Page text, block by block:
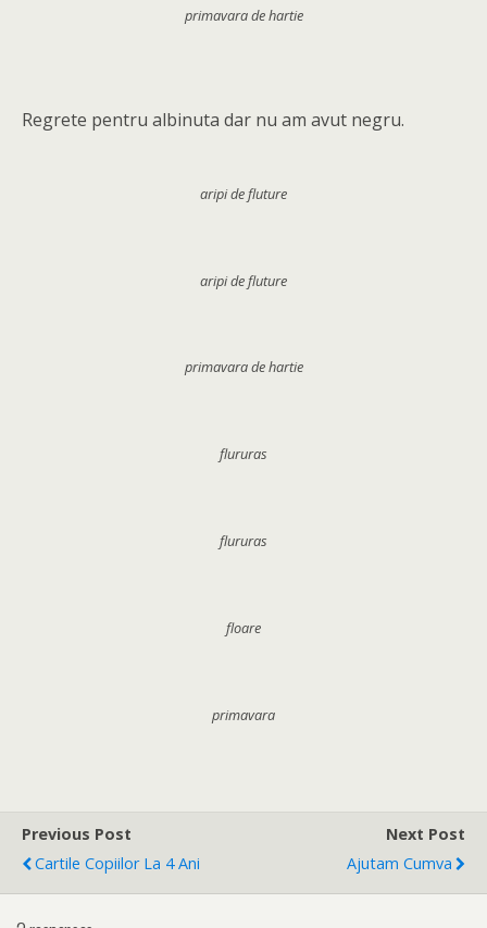
primavara de hartie
Regrete pentru albinuta dar nu am avut negru.
aripi de fluture
aripi de fluture
primavara de hartie
flururas
flururas
floare
primavara
Previous Post
Cartile Copiilor La 4 Ani
Next Post
Ajutam Cumva